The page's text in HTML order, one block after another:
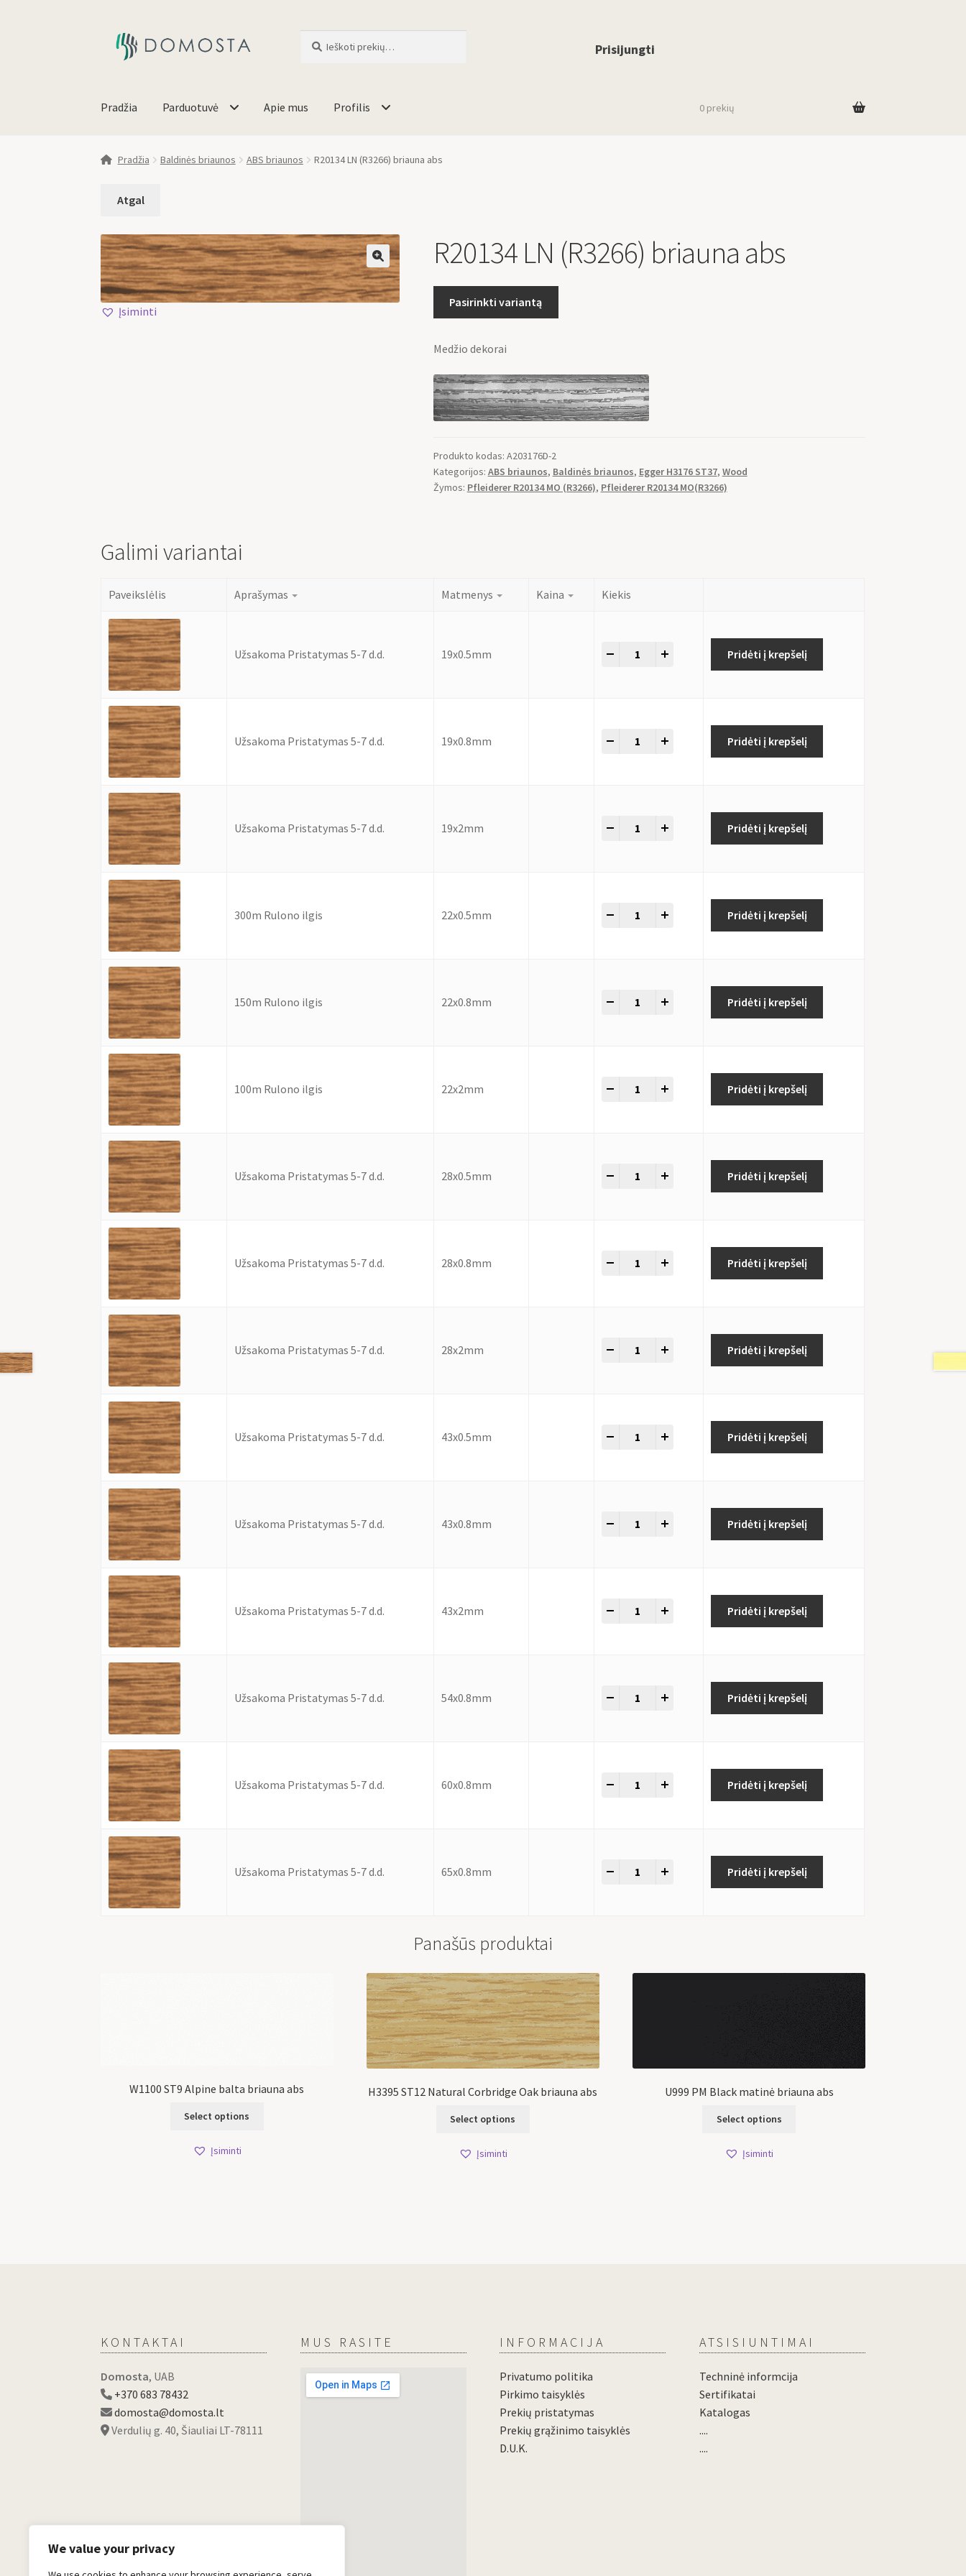
We value your privacy
Prisijungti
Pradžia Parduotuvė Apie mus Profilis 0 prekių
Pradžia Baldinės briaunos ABS briaunos R20134 LN (R3266) briauna abs
🔍
Įsiminti
R20134 LN (R3266) briauna abs
Pasirinkti variantą
Medžio dekorai
Produkto kodas: A203176D-2
Kategorijos: ABS briaunos, Baldinės briaunos, Egger H3176 ST37, Wood
Žymos: Pfleiderer R20134 MO (R3266), Pfleiderer R20134 MO(R3266)
Galimi variantai
Paveikslėlis Aprašymas Matmenys Kaina Kiekis
Užsakoma Pristatymas 5-7 d.d. 19x0.5mm Pridėti į krepšelį
Užsakoma Pristatymas 5-7 d.d. 19x0.8mm Pridėti į krepšelį
Užsakoma Pristatymas 5-7 d.d. 19x2mm Pridėti į krepšelį
300m Rulono ilgis 22x0.5mm Pridėti į krepšelį
150m Rulono ilgis 22x0.8mm Pridėti į krepšelį
100m Rulono ilgis 22x2mm Pridėti į krepšelį
Užsakoma Pristatymas 5-7 d.d. 28x0.5mm Pridėti į krepšelį
Užsakoma Pristatymas 5-7 d.d. 28x0.8mm Pridėti į krepšelį
Užsakoma Pristatymas 5-7 d.d. 28x2mm Pridėti į krepšelį
Užsakoma Pristatymas 5-7 d.d. 43x0.5mm Pridėti į krepšelį
Užsakoma Pristatymas 5-7 d.d. 43x0.8mm Pridėti į krepšelį
Užsakoma Pristatymas 5-7 d.d. 43x2mm Pridėti į krepšelį
Užsakoma Pristatymas 5-7 d.d. 54x0.8mm Pridėti į krepšelį
Užsakoma Pristatymas 5-7 d.d. 60x0.8mm Pridėti į krepšelį
Užsakoma Pristatymas 5-7 d.d. 65x0.8mm Pridėti į krepšelį
Panašūs produktai
W1100 ST9 Alpine balta briauna abs
Select options
Įsiminti
H3395 ST12 Natural Corbridge Oak briauna abs
Select options
Įsiminti
U999 PM Black matinė briauna abs
Select options
Įsiminti
KONTAKTAI
Domosta, UAB
+370 683 78432
domosta@domosta.lt
Verdulių g. 40, Šiauliai LT-78111
MUS RASITE INFORMACIJA
Privatumo politika
Pirkimo taisyklės
Prekių pristatymas
Prekių grąžinimo taisyklės
D.U.K.
ATSISIUNTIMAI
Techninė informcija
Sertifikatai
Katalogas
....
....